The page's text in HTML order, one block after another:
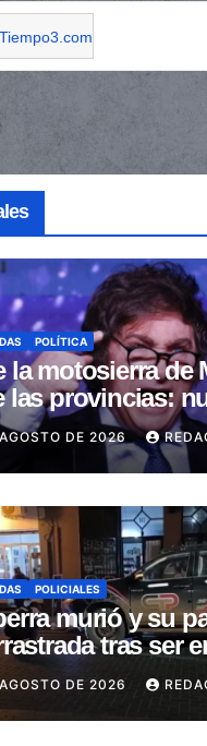
Tiempo3.com
POLÍTICA
la motosierra de
las provincias:
transferencias no
DE 2026
POLICIALES
murió y su
tras ser
peatonal
DE 2026